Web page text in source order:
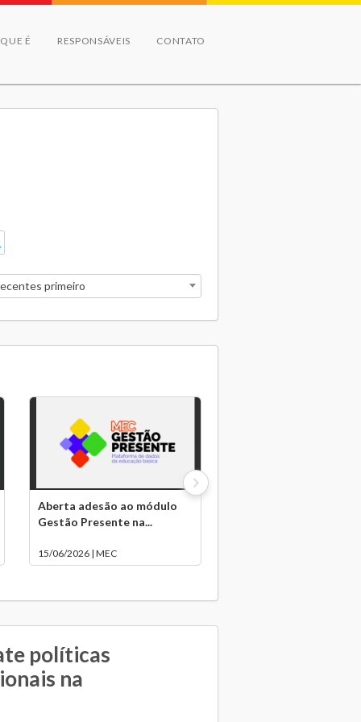
É RESPONSÁVEIS CONTATO
primeiro
Aberta adesão ao módulo
Gestão Presente na...
15/06/2026 | MEC
políticas
na